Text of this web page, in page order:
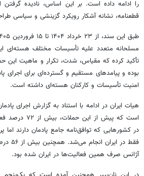
را ادامه داده است. بر این اساس، نادیده
قطعنامه، نشانه آشکار رویکرد گزینشی و سیاسی
مسلحانه متعدد علیه تأسیسات مختلف هسته‌ای
تأکید کرده که مقیاس، شدت، تکرار و ماهیت این
بوده و پیامدهای مستقیم و گسترده‌ای برای اجرای
امنیت تأسیسات و کارکنان هسته‌ای داشته است.
است که پیش از
در کشورهایی که توافق‌نامه جامع پادمان دارند اما
فقط
آژانس صرف همین فعالیت‌ها در ایران شده بود.